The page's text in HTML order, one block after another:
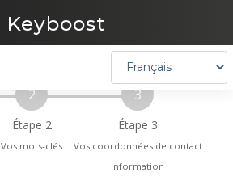
Keyboost
2
Étape 2
Vos mots-clés
3
Étape 3
Vos coordonnées de contact
information